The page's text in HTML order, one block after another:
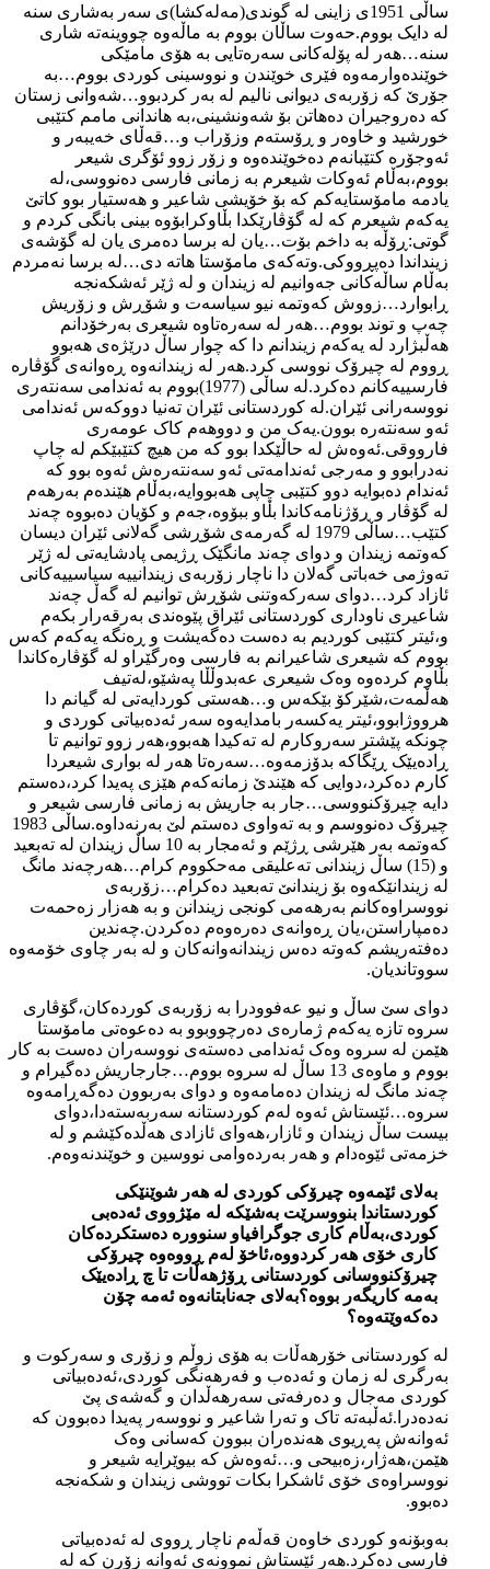
ساڵی 1951ی زاینی لە گوندی(مەلەکشا)ی سەر بەشاری سنە
لە دایک بووم.حەوت ساڵان بووم بە ماڵەوە چووینەتە شاری
سنە…هەر لە پۆلەکانی سەرەتایی بە هۆی مامێکی
خوێندەوارمەوە فێری خوێندن و نووسینی کوردی بووم…بە
جۆرێ کە زۆربەی دیوانی نالیم لە بەر کردبوو…شەوانی زستان
کە دەروجیران دەهاتن بۆ شەونشینی،بە هاندانی مامم کتێبی
خورشید و خاوەر و ڕۆستەم وزۆراب و…قەڵای خەیبەر و
ئەوجۆرە کتێبانەم دەخوێندەوە و زۆر زوو ئۆگری شیعر
بووم،بەڵام ئەوکات شیعرم بە زمانی فارسی دەنووسی،لە
یادمە مامۆستایەکم کە بۆ خۆیشی شاعیر و هەستیار بوو کاتێ
یەکەم شیعرم کە لە گۆڤارێکدا بڵاوکرابۆوە بینی بانگی کردم و
گوتی:ڕۆڵە بە داخم بۆت…یان لە برسا دەمری یان لە گۆشەی
زینداندا دەپڕووکی.وتەکەی مامۆستا هاتە دی…لە برسا نەمردم
بەڵام ساڵەکانی جەوانیم لە زیندان و لە ژێر ئەشکەنجە
ڕابوارد…زووش کەوتمە نیو سیاسەت و شۆڕش و زۆریش
چەپ و توند بووم…هەر لە سەرەتاوە شیعری بەرخۆدانم
هەڵبژارد لە یەکەم زیندانم دا کە چوار ساڵ درێژەی هەبوو
ڕووم لە چیرۆک نووسی کرد.هەر لە زیندانەوە ڕەوانەی گۆڤارە
فارسییەکانم دەکرد.لە ساڵی (1977)بووم بە ئەندامی سەنتەری
نووسەرانی ئێران.لە کوردستانی ئێران تەنیا دووکەس ئەندامی
ئەو سەنتەرە بوون.یەک من و دووهەم کاک عومەری
فارووقی.ئەوەش لە حاڵێکدا بوو کە من هیچ کتێبێکم لە چاپ
نەدرابوو و مەرجی ئەندامەتی ئەو سەنتەرەش ئەوە بوو کە
ئەندام دەبوایە دوو کتێبی چاپی هەبووایە،بەڵام هێندەم بەرهەم
لە گۆڤار و ڕۆژنامەکاندا بڵاو ببۆوە،جەم و کۆیان دەبووە چەند
کتێب…ساڵی 1979 لە گەرمەی شۆڕشی گەلانی ئێران دیسان
کەوتمە زیندان و دوای چەند مانگێک ڕژیمی پادشایەتی لە ژێر
تەوژمی خەباتی گەلان دا ناچار زۆربەی زیندانییە سیاسییەکانی
ئازاد کرد…دوای سەرکەوتنی شۆڕش توانیم لە گەڵ چەند
شاعیری ناوداری کوردستانی ئێراق پێوەندی بەرقەرار بکەم
و،ئیتر کتێبی کوردیم بە دەست دەگەیشت و ڕەنگە یەکەم کەس
بووم کە شیعری شاعیرانم بە فارسی وەرگێراو لە گۆڤارەکاندا
بڵاوم کردەوە وەک شیعری عەبدوڵڵا پەشێو،لەتیف
هەڵمەت،شێرکۆ بێکەس و…هەستی کوردایەتی لە گیانم دا
هرووژابوو،ئیتر یەکسەر بامدایەوە سەر ئەدەبیاتی کوردی و
چونکە پێشتر سەروکارم لە تەکیدا هەبوو،هەر زوو توانیم تا
ڕادەیێک ڕێگاکە بدۆزمەوە…سەرەتا هەر لە بواری شیعردا
کارم دەکرد،دوایی کە هێندێ زمانەکەم هێزی پەیدا کرد،دەستم
دایە چیرۆکنووسی…جار بە جاریش بە زمانی فارسی شیعر و
چیرۆک دەنووسم و بە تەواوی دەستم لێ بەرنەداوە.ساڵی 1983
کەوتمە بەر هێرشی ڕژێم و ئەمجار بە 10 ساڵ زیندان لە تەبعید
و (15) ساڵ زیندانی تەعلیقی مەحکووم کرام…هەرچەند مانگ
لە زیندانێکەوە بۆ زیندانێ تەبعید دەکرام…زۆربەی
نووسراوەکانم بەرهەمی کونجی زیندانن و بە هەزار زەحمەت
دەمپاراستن،یان ڕەوانەی دەرەوەم دەکردن.چەندین
دەفتەریشم کەوتە دەس زیندانەوانەکان و لە بەر چاوی خۆمەوە
سووتاندیان.
دوای سێ ساڵ و نیو عەفوودرا بە زۆربەی کوردەکان،گۆڤاری
سروە تازە یەکەم ژمارەی دەرچووبوو بە دەعوەتی مامۆستا
هێمن لە سروە وەک ئەندامی دەستەی نووسەران دەست بە کار
بووم و ماوەی 13 ساڵ لە سروە بووم…جارجاریش دەگیرام و
چەند مانگ لە زیندان دەمامەوە و دوای بەربوون دەگەڕامەوە
سروە…ئێستاش ئەوە لەم کوردستانە سەربەستەدا،دوای
بیست ساڵ زیندان و ئازار،هەوای ئازادی هەڵدەکێشم و لە
خزمەتی ئێوەدام و هەر بەردەوامی نووسین و خوێندنەوەم.
بەلای ئێمەوە چیرۆکی کوردی لە هەر شوێنێکی
کوردستاندا بنووسرێت بەشێکە لە مێژووی ئەدەبی
کوردی،بەڵام کاری جوگرافیاو سنوورە دەستکردەکان
کاری خۆی هەر کردووە،ئاخۆ لەم ڕووەوە چیرۆکی
چیرۆکنووسانی کوردستانی ڕۆژهەڵات تا چ ڕادەیێک
بەمە کاریگەر بووە؟بەلای جەنابتانەوە ئەمە چۆن
دەکەوێتەوە؟
لە کوردستانی خۆرهەڵات بە هۆی زوڵم و زۆری و سەرکوت و
بەرگری لە زمان و ئەدەب و فەرهەنگی کوردی،ئەدەبیاتی
کوردی مەجال و دەرفەتی سەرهەڵدان و گەشەی پێ
نەدەدرا.ئەڵبەتە تاک و تەرا شاعیر و نووسەر پەیدا دەبوون کە
ئەوانەش پەڕیوی هەندەران ببوون کەسانی وەک
هێمن،هەژار،زەبیحی و…ئەوەش کە بیوێرایە شیعر و
نووسراوەی خۆی ئاشکرا بکات تووشی زیندان و شکەنجە
دەبوو.
بەوبۆنەو کوردی خاوەن قەڵەم ناچار ڕووی لە ئەدەبیاتی
فارسی دەکرد.هەر ئێستاش نموونەی ئەوانە زۆرن کە لە